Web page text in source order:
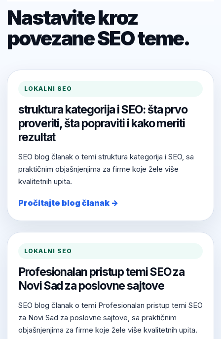
Nastavite kroz
povezane SEO teme.
LOKALNI SEO
struktura kategorija i SEO: šta prvo
proveriti, šta popraviti i kako meriti
rezultat
SEO blog članak o temi struktura kategorija i SEO, sa
praktičnim objašnjenjima za firme koje žele više
kvalitetnih upita.
Pročitajte blog članak →
LOKALNI SEO
Profesionalan pristup temi SEO za
Novi Sad za poslovne sajtove
SEO blog članak o temi Profesionalan pristup temi SEO
za Novi Sad za poslovne sajtove, sa praktičnim
objašnjenjima za firme koje žele više kvalitetnih upita.